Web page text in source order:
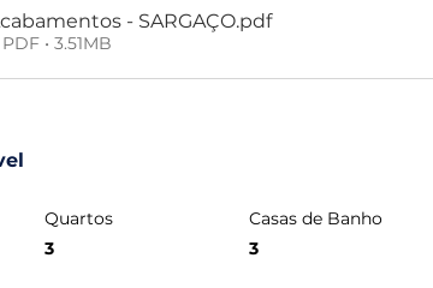
- SARGAÇO.pdf
• 3.51MB
Quartos
3
Casas de Banho
3